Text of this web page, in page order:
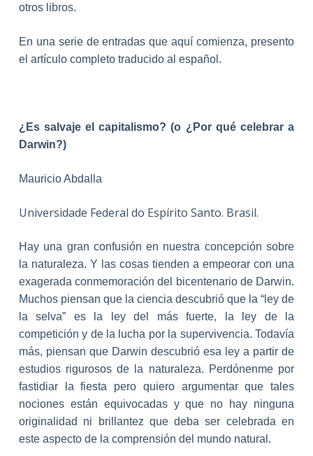
otros libros.
En una serie de entradas que aquí comienza, presento
el artículo completo traducido al español.
¿Es salvaje el capitalismo? (o ¿Por qué celebrar a
Darwin?)
Mauricio Abdalla
Universidade Federal do Espírito Santo. Brasil.
Hay una gran confusión en nuestra concepción sobre
la naturaleza. Y las cosas tienden a empeorar con una
exagerada conmemoración del bicentenario de Darwin.
Muchos piensan que la ciencia descubrió que la “ley de
la selva” es la ley del más fuerte, la ley de la
competición y de la lucha por la supervivencia. Todavía
más, piensan que Darwin descubrió esa ley a partir de
estudios rigurosos de la naturaleza. Perdónenme por
fastidiar la fiesta pero quiero argumentar que tales
nociones están equivocadas y que no hay ninguna
originalidad ni brillantez que deba ser celebrada en
este aspecto de la comprensión del mundo natural.